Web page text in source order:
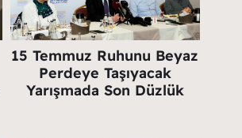
15 Temmuz Ruhunu Beyaz
Perdeye Taşıyacak
Yarışmada Son Düzlük